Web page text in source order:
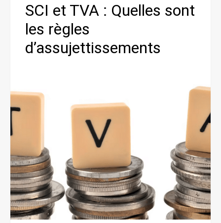
SCI et TVA : Quelles sont
les règles
d’assujettissements